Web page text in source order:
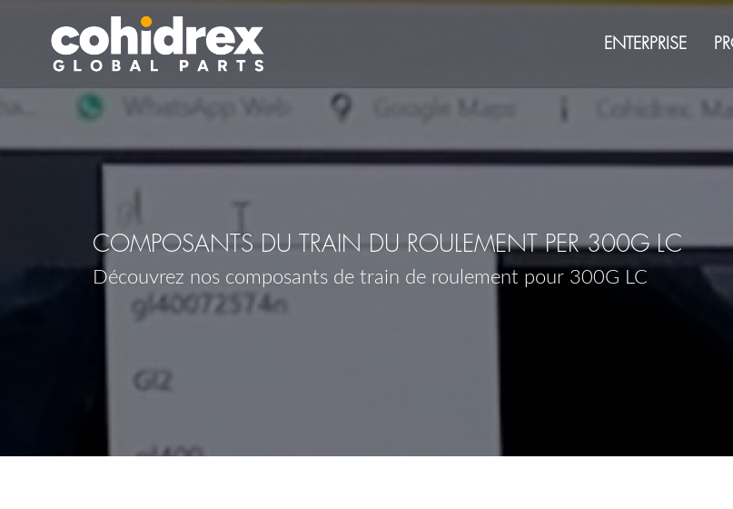
ENTERPRISE
COMPOSANTS DU TRAIN DU ROULEMENT PER 300G LC
Découvrez nos composants de train de roulement pour 300G LC